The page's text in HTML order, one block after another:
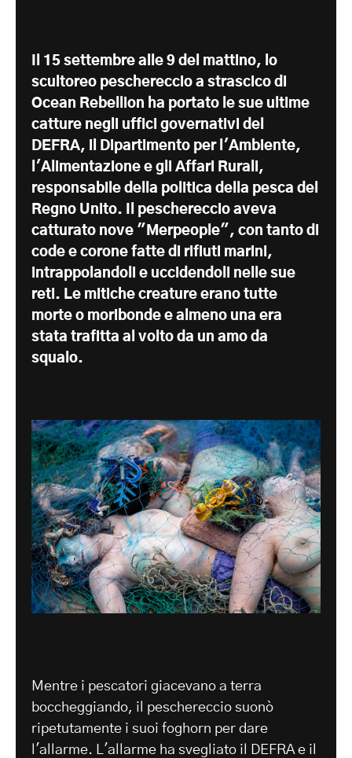
Il 15 settembre alle 9 del mattino, lo
scultoreo peschereccio a strascico di
Ocean Rebellion ha portato le sue ultime
catture negli uffici governativi del
DEFRA, il Dipartimento per l'Ambiente,
l'Alimentazione e gli Affari Rurali,
responsabile della politica della pesca del
Regno Unito. Il peschereccio aveva
catturato nove "Merpeople", con tanto di
code e corone fatte di rifiuti marini,
intrappolandoli e uccidendoli nelle sue
reti. Le mitiche creature erano tutte
morte o moribonde e almeno una era
stata trafitta al volto da un amo da
squalo.
Mentre i pescatori giacevano a terra
boccheggiando, il peschereccio suonò
ripetutamente i suoi foghorn per dare
l'allarme. L'allarme ha svegliato il DEFRA e il